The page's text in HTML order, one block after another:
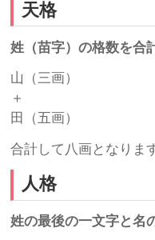
天格
姓（苗字）の格数を合
山（三画）
＋
田（五画）
合計して八画となりま
人格
姓の最後の一文字と名